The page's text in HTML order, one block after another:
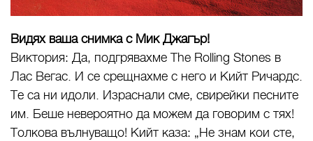
Видях ваша снимка с Мик Джагър!
Виктория: Да, подгрявахме The Rolling Stones в
Лас Вегас. И се срещнахме с него и Кийт Ричардс.
Те са ни идоли. Израснали сме, свирейки песните
им. Беше невероятно да можем да говорим с тях!
Толкова вълнуващо! Кийт каза: „Не знам кои сте,